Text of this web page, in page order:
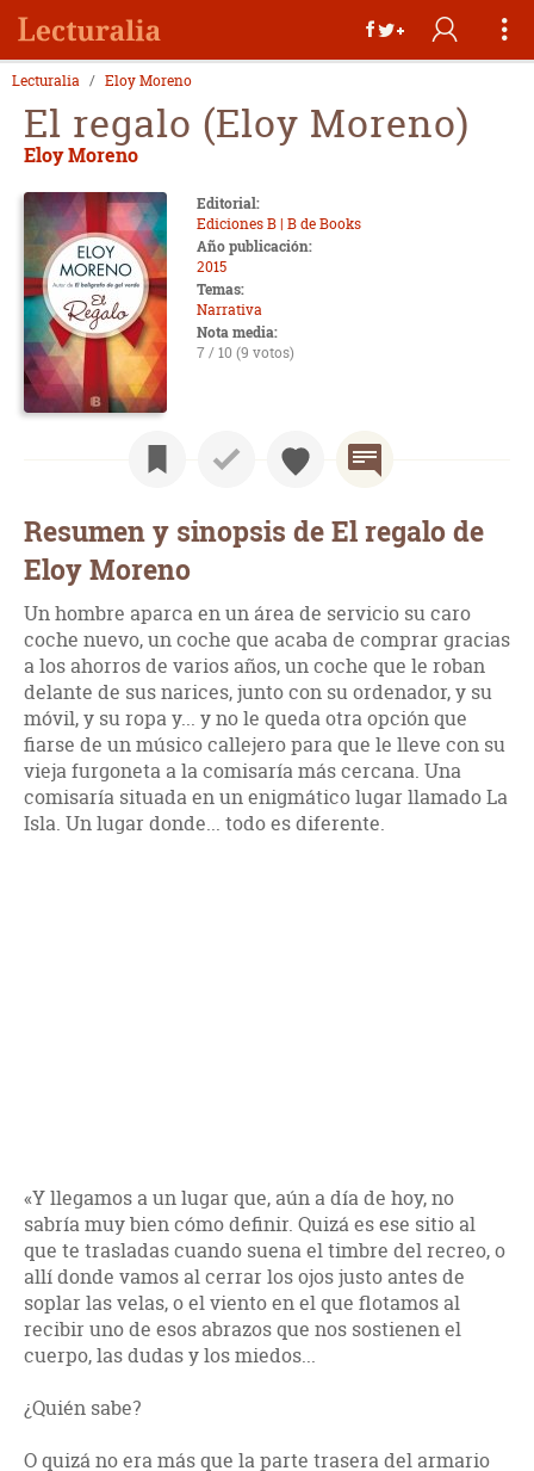
Lecturalia Eloy Moreno
El regalo (Eloy Moreno)
Eloy Moreno
Editorial:
Ediciones B | B de Books
Año publicación:
2015
Temas:
Narrativa
Nota media:
7 / 10 (9 votos)
Resumen y sinopsis de El regalo de
Eloy Moreno
Un hombre aparca en un área de servicio su caro
coche nuevo, un coche que acaba de comprar gracias
a los ahorros de varios años, un coche que le roban
delante de sus narices, junto con su ordenador, y su
móvil, y su ropa y... y no le queda otra opción que
fiarse de un músico callejero para que le lleve con su
vieja furgoneta a la comisaría más cercana. Una
comisaría situada en un enigmático lugar llamado La
Isla. Un lugar donde... todo es diferente.
«Y llegamos a un lugar que, aún a día de hoy, no
sabría muy bien cómo definir. Quizá es ese sitio al
que te trasladas cuando suena el timbre del recreo, o
allí donde vamos al cerrar los ojos justo antes de
soplar las velas, o el viento en el que flotamos al
recibir uno de esos abrazos que nos sostienen el
cuerpo, las dudas y los miedos...
¿Quién sabe?
O quizá no era más que la parte trasera del armario